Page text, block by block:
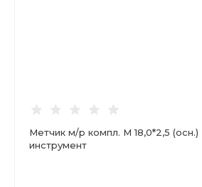
Метчик м/р компл. М 18,0*2,5
инструмент